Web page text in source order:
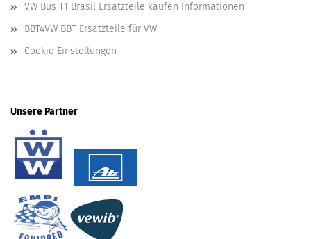
VW Bus T1 Brasil Ersatzteile kaufen Informationen
BBT4VW BBT Ersatzteile für VW
Cookie Einstellungen
Unsere Partner